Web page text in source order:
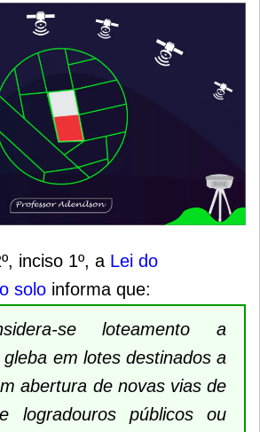
inciso 1º, a Lei do
solo informa que:
se loteamento a
em lotes destinados a
abertura de novas vias de
logradouros públicos ou